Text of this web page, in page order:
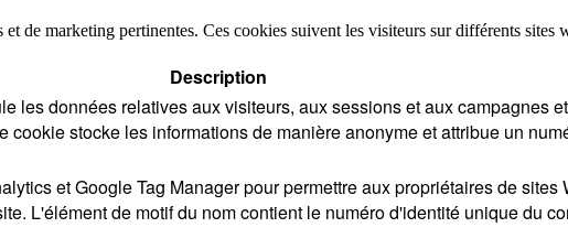
de marketing pertinentes. Ces cookies suivent les visiteurs sur différents sites
Description
les données relatives aux visiteurs, aux sessions et aux campagnes
cookie stocke les informations de manière anonyme et attribue un
et Google Tag Manager pour permettre aux propriétaires de
L'élément de motif du nom contient le numéro d'identité unique du